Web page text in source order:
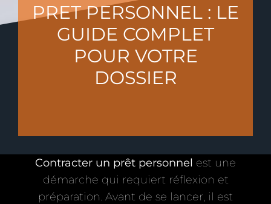
PRET PERSONNEL : LE
GUIDE COMPLET
POUR VOTRE
DOSSIER
Contracter un prêt personnel est une
démarche qui requiert réflexion et
préparation. Avant de se lancer, il est